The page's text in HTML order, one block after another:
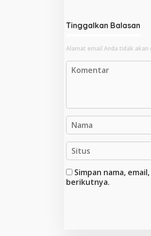
Tinggalkan Balasan
Alamat email Anda tidak akan
Simpan nama,
berikutnya.